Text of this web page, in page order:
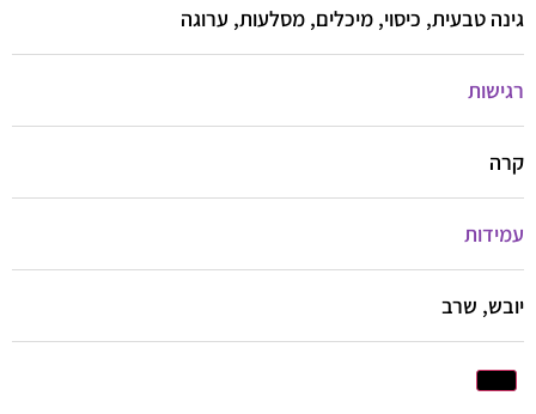
גינה טבעית, כיסוי, מיכלים, מסלעות, ערוגה
רגישות
קרה
עמידות
יובש, שרב